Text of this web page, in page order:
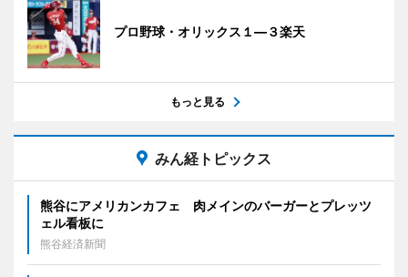
プロ野球・オリックス１―３楽天
もっと見る
みん経トピックス
熊谷にアメリカンカフェ 肉メインのバーガーとプレッツ
ェル看板に
熊谷経済新聞